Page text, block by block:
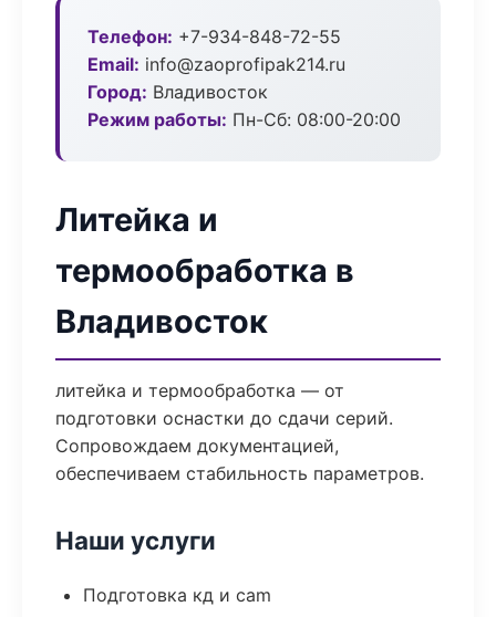
Телефон: +7-934-848-72-55
Email: info@zaoprofipak214.ru
Город: Владивосток
Режим работы: Пн-Сб: 08:00-20:00
Литейка и
термообработка в
Владивосток
литейка и термообработка — от
подготовки оснастки до сдачи серий.
Сопровождаем документацией,
обеспечиваем стабильность параметров.
Наши услуги
Подготовка кд и cam